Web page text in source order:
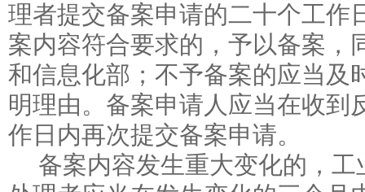
理者提交备案申请的二十个工作
案内容符合要求的，予以备案，
和信息化部；不予备案的应当及
明理由。备案申请人应当在收到
作日内再次提交备案申请。
备案内容发生重大变化的，